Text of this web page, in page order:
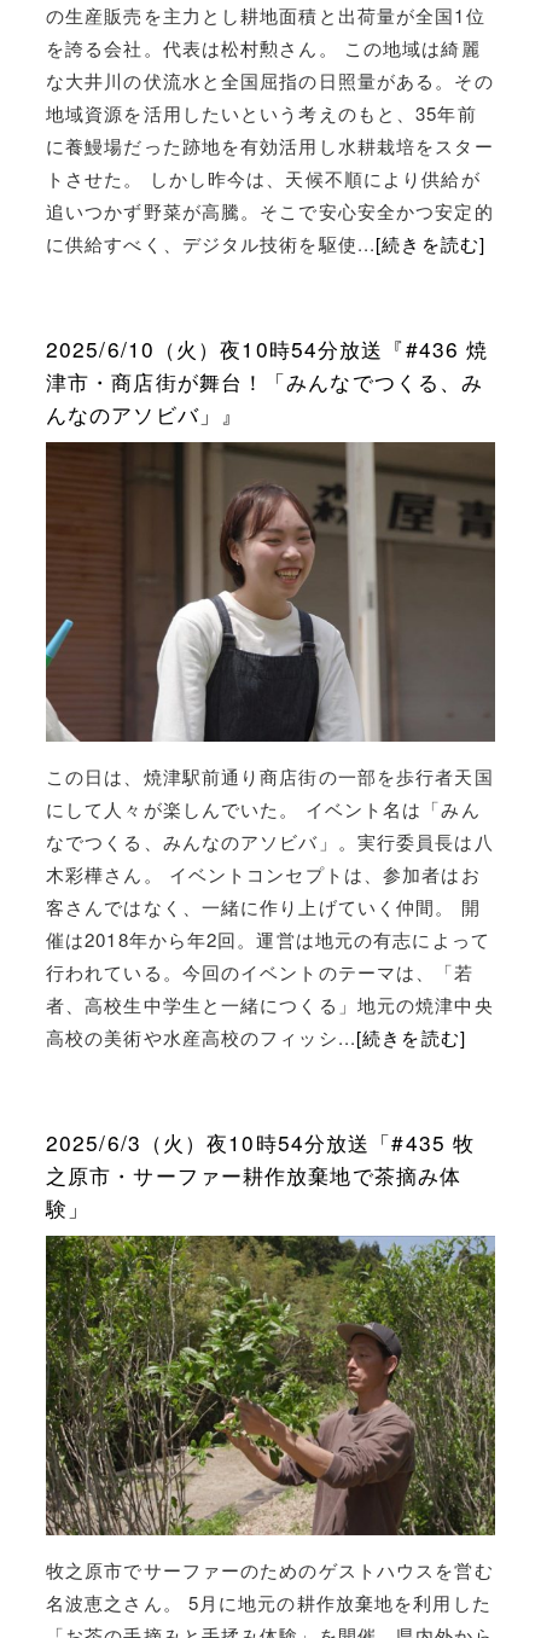
の生産販売を主力とし耕地面積と出荷量が全国1位
を誇る会社。代表は松村勲さん。 この地域は綺麗
な大井川の伏流水と全国屈指の日照量がある。その
地域資源を活用したいという考えのもと、35年前
に養鰻場だった跡地を有効活用し水耕栽培をスター
トさせた。 しかし昨今は、天候不順により供給が
追いつかず野菜が高騰。そこで安心安全かつ安定的
に供給すべく、デジタル技術を駆使...[続きを読む]
2025/6/10（火）夜10時54分放送『#436 焼
津市・商店街が舞台！「みんなでつくる、み
んなのアソビバ」』
この日は、焼津駅前通り商店街の一部を歩行者天国
にして人々が楽しんでいた。 イベント名は「みん
なでつくる、みんなのアソビバ」。実行委員長は八
木彩樺さん。 イベントコンセプトは、参加者はお
客さんではなく、一緒に作り上げていく仲間。 開
催は2018年から年2回。運営は地元の有志によって
行われている。今回のイベントのテーマは、「若
者、高校生中学生と一緒につくる」地元の焼津中央
高校の美術や水産高校のフィッシ...[続きを読む]
2025/6/3（火）夜10時54分放送「#435 牧
之原市・サーファー耕作放棄地で茶摘み体
験」
牧之原市でサーファーのためのゲストハウスを営む
名波恵之さん。 5月に地元の耕作放棄地を利用した